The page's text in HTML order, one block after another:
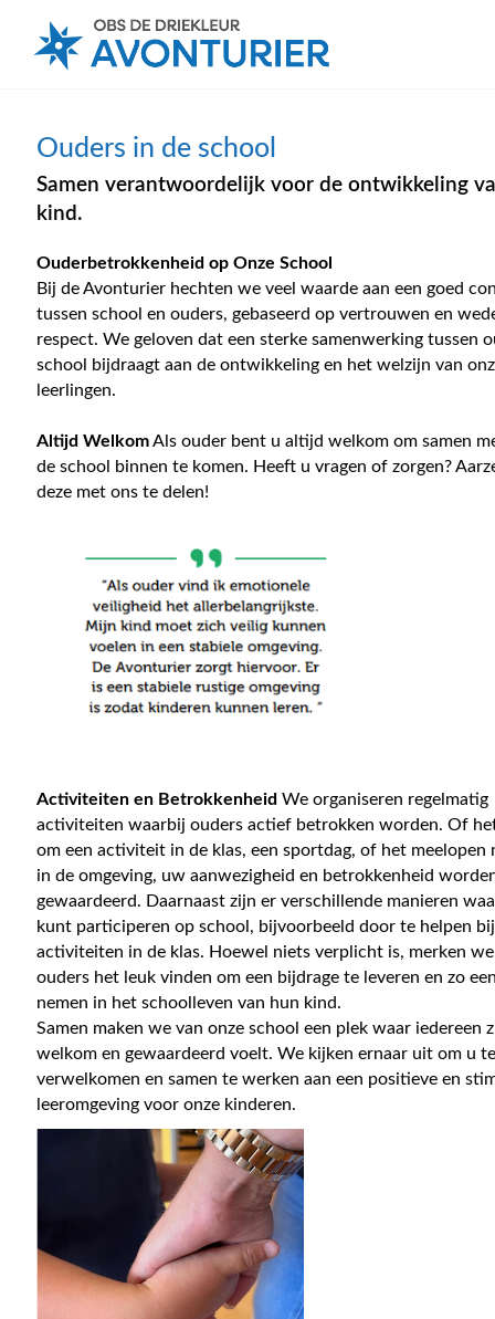
Ouders in de school
Samen verantwoordelijk voor de ontwikkeling
kind.
Ouderbetrokkenheid op Onze School
Bij de Avonturier hechten we veel waarde aan een goed
tussen school en ouders, gebaseerd op vertrouwen en
respect. We geloven dat een sterke samenwerking tussen
school bijdraagt aan de ontwikkeling en het welzijn van
leerlingen.
Altijd WelkomAls ouder bent u altijd welkom om samen
de school binnen te komen. Heeft u vragen of zorgen?
deze met ons te delen!
Activiteiten en Betrokkenheid We organiseren regelmatig
activiteiten waarbij ouders actief betrokken worden. Of
om een activiteit in de klas, een sportdag, of het meelopen
in de omgeving, uw aanwezigheid en betrokkenheid
gewaardeerd. Daarnaast zijn er verschillende manieren
kunt participeren op school, bijvoorbeeld door te helpen bij
activiteiten in de klas. Hoewel niets verplicht is, merken
ouders het leuk vinden om een bijdrage te leveren en zo
nemen in het schoolleven van hun kind.
Samen maken we van onze school een plek waar iedereen
welkom en gewaardeerd voelt. We kijken ernaar uit om u te
verwelkomen en samen te werken aan een positieve en
leeromgeving voor onze kinderen.